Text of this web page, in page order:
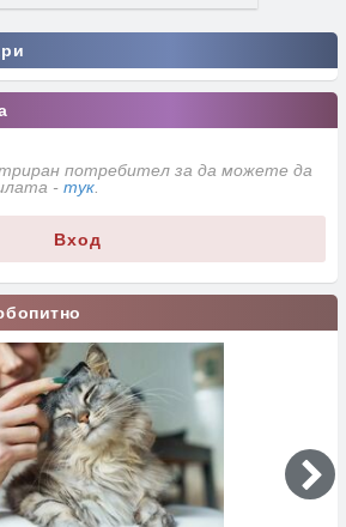
потребител за да можете да
- тук
Вход